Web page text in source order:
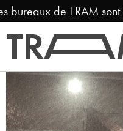
de TRAM sont